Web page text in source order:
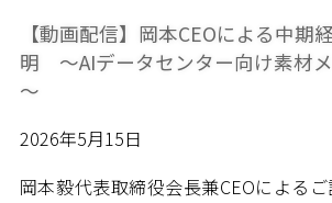
【動画配信】岡本CEOによる中期
明 ～AIデータセンター向け素材
～
2026年5月15日
岡本毅代表取締役会長兼CEOによる